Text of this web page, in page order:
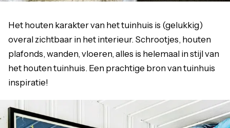
Het houten karakter van het tuinhuis is (gelukkig)
overal zichtbaar in het interieur. Schrootjes, houten
plafonds, wanden, vloeren, alles is helemaal in stijl van
het houten tuinhuis. Een prachtige bron van tuinhuis
inspiratie!